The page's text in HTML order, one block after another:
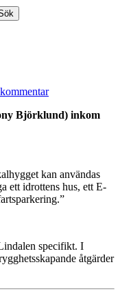
Björklund) inkom
kan användas
ett idrottens hus, ett E-
specifikt. I
åtgärder